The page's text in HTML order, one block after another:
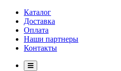
Каталог
Доставка
Оплата
Наши партнеры
Контакты